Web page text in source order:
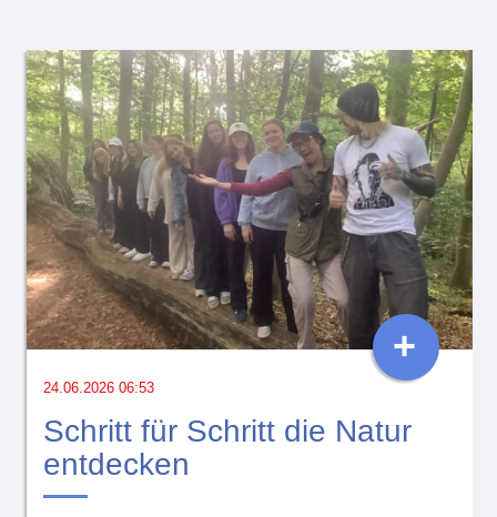
24.06.2026 06:53
Schritt für Schritt die Natur
entdecken
+